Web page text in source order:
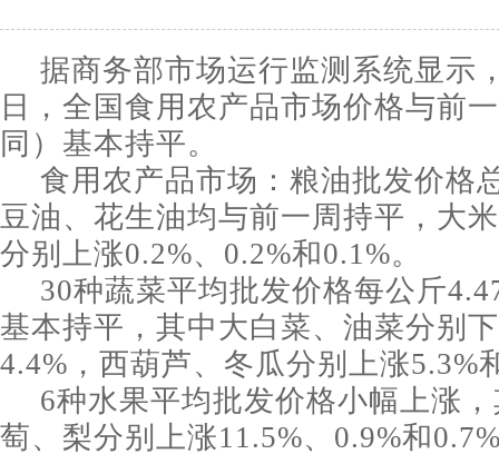
据商务部市场运行监测系统显示
日，全国食用农产品市场价格与前
同）基本持平。
食用农产品市场：粮油批发价格
豆油、花生油均与前一周持平，大
分别上涨0.2%、0.2%和0.1%。
30种蔬菜平均批发价格每公斤
基本持平，其中大白菜、油菜分别
4.4%，西葫芦、冬瓜分别上涨5.3%
6种水果平均批发价格小幅上涨
萄、梨分别上涨11.5%、0.9%和